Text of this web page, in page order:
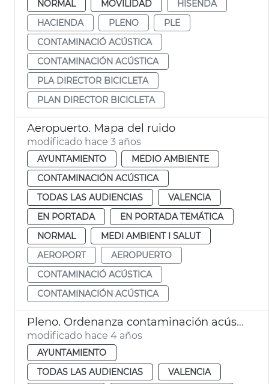
NORMAL
MOVILIDAD
HISENDA
HACIENDA
PLENO
PLE
CONTAMINACIÓ ACÚSTICA
CONTAMINACIÓN ACÚSTICA
PLA DIRECTOR BICICLETA
PLAN DIRECTOR BICICLETA
Aeropuerto. Mapa del ruido
modificado hace 3 años
AYUNTAMIENTO
MEDIO AMBIENTE
CONTAMINACIÓN ACÚSTICA
TODAS LAS AUDIENCIAS
VALENCIA
EN PORTADA
EN PORTADA TEMÁTICA
NORMAL
MEDI AMBIENT I SALUT
AEROPORT
AEROPUERTO
CONTAMINACIÓ ACÚSTICA
CONTAMINACIÓN ACÚSTICA
Pleno. Ordenanza contaminación acústica, hospital Clínico
modificado hace 4 años
AYUNTAMIENTO
TODAS LAS AUDIENCIAS
VALENCIA